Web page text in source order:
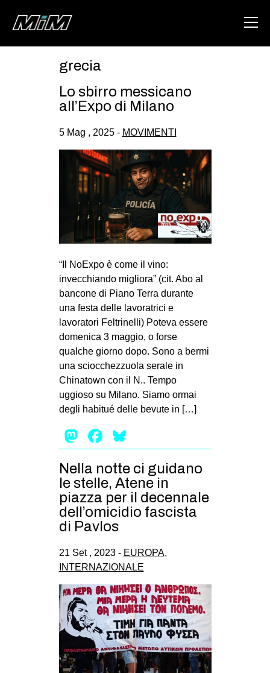
ABOUT
AREA
DEGENERAZIONE
GAZA FREESTYLE
CSOA LAMBRETTA
MSM
STUDENTI TSUNAMI
MILANO
MOBILITAZIONI
SPAZI
SPORT POPOLARE
MOVIMENTI
AMBIENTE
ANTIFASCISMO
MIGRAZIONI
PRECARIATO
REPRESSIONE
STUDENTI
CULTURE
ARTE
CINEMA
MANIFESTI
MUSICA
RECENSIONI
grecia
Lo sbirro messicano
all’Expo di Milano
5 Mag , 2025 - MOVIMENTI
“Il NoExpo è come il vino:
invecchiando migliora” (cit. Abo al
bancone di Piano Terra durante
una festa delle lavoratrici e
lavoratori Feltrinelli) Poteva essere
domenica 3 maggio, o forse
qualche giorno dopo. Sono a bermi
una sciocchezzuola serale in
Chinatown con il N.. Tempo
uggioso su Milano. Siamo ormai
degli habitué delle bevute in […]
Mastodon
Facebook
Nella notte ci guidano
le stelle, Atene in
piazza per il decennale
dell’omicidio fascista
di Pavlos
21 Set , 2023 - EUROPA,
INTERNAZIONALE